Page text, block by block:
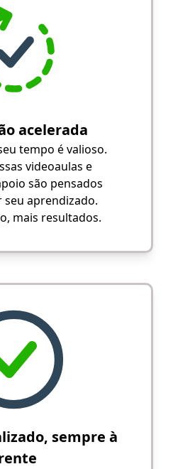
acelerada
tempo é valioso.
videoaulas e
são pensados
aprendizado.
mais resultados.
sempre à